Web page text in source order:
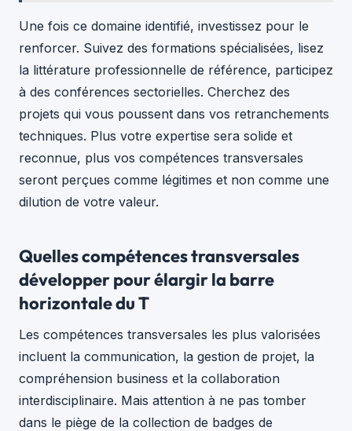
Une fois ce domaine identifié, investissez pour le
renforcer. Suivez des formations spécialisées, lisez
la littérature professionnelle de référence, participez
à des conférences sectorielles. Cherchez des
projets qui vous poussent dans vos retranchements
techniques. Plus votre expertise sera solide et
reconnue, plus vos compétences transversales
seront perçues comme légitimes et non comme une
dilution de votre valeur.
Quelles compétences transversales
développer pour élargir la barre
horizontale du T
Les compétences transversales les plus valorisées
incluent la communication, la gestion de projet, la
compréhension business et la collaboration
interdisciplinaire. Mais attention à ne pas tomber
dans le piège de la collection de badges de